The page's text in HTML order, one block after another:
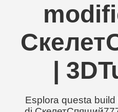
|
Esplora questa